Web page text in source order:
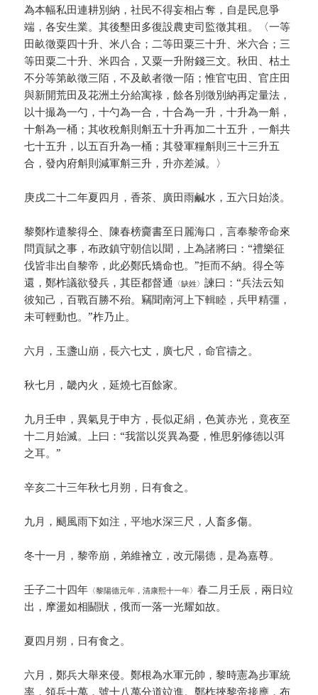
為本幅私田連耕別納，社民不得妄相占奪，自是民息爭
端，各安生業。其後墾田多復設農吏司監徵其租。〈一等
田畝徵粟四十升、米八合；二等田粟三十升、米六合；三
等田粟二十升、米四合，又粟一升附錢三文。秋田、枯土
不分等第畝徵三陌，不及畝者徵一陌；惟官屯田、官庄田
與新開荒田及花洲土分給寓祿，餘各別徵別納再定量法，
以十撮為一勺，十勺為一合，十合為一升，十升為一斛，
十斛為一桶；其收稅斛則斛五十升再加二十五升，一斛共
七十五升，以五百升為一桶；其發軍糧斛則三十三升五
合，發內府斛則減軍斛三升，升亦差減。〉
庚戌二十二年夏四月，香茶、廣田雨鹹水，五六日始淡。
黎鄭柞遣黎得仝、陳春榜齎書至日麗海口，言奉黎帝命來
問貢賦之事，布政鎮守朝信以聞，上為諸將曰：“禮樂征
伐皆非出自黎帝，此必鄭氏矯命也。”拒而不納。得仝等
還，鄭柞議欲發兵，其臣都督通 〈缺姓〉諫曰：“兵法云知
彼知己，百戰百勝不殆。竊聞南河上下輯睦，兵甲精彊，
未可輕動也。”柞乃止。
六月，玉盞山崩，長六七丈，廣七尺，命官禱之。
秋七月，畿內火，延燒七百餘家。
九月壬申，異氣見于申方，長似疋絹，色黃赤光，竟夜至
十二月始滅。上曰：“我當以災異為憂，惟思躬修德以弭
之耳。”
辛亥二十三年秋七月朔，日有食之。
九月，颶風雨下如注，平地水深三尺，人畜多傷。
冬十一月，黎帝崩，弟維禬立，改元陽德，是為嘉尊。
壬子二十四年 〈黎陽德元年，清康熙十一年〉春二月壬辰，兩日竝
出，摩盪如相鬬狀，俄而一落一光耀如故。
夏四月朔，日有食之。
六月，鄭兵大舉來侵。鄭根為水軍元帥，黎時憲為步軍統
率，領兵十萬，號十八萬分道竝進。鄭柞挾黎帝接應，布